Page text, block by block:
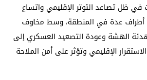
في ظل تصاعد التوتر الإقليمي واتساع
أطراف عدة في المنطقة، وسط مخاوف
الهشة وعودة التصعيد العسكري إلى
الإقليمي وتؤثر على أمن الملاحة